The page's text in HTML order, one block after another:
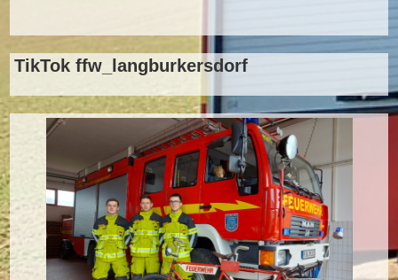
TikTok ffw_langburkersdorf